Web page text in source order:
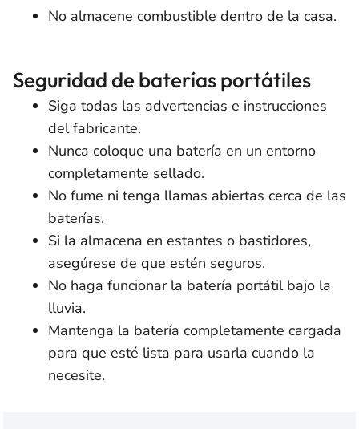
No almacene combustible dentro de la casa.
Seguridad de baterías portátiles
Siga todas las advertencias e instrucciones
del fabricante.
Nunca coloque una batería en un entorno
completamente sellado.
No fume ni tenga llamas abiertas cerca de las
baterías.
Si la almacena en estantes o bastidores,
asegúrese de que estén seguros.
No haga funcionar la batería portátil bajo la
lluvia.
Mantenga la batería completamente cargada
para que esté lista para usarla cuando la
necesite.